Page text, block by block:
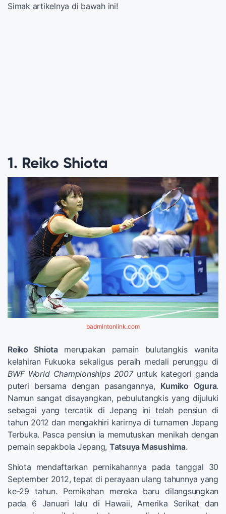
Simak artikelnya di bawah ini!
1. Reiko Shiota
badmintonlink.com
Reiko Shiotamerupakan pamain bulutangkis wanita
kelahiran Fukuoka sekaligus peraih medali perunggu di
BWF World Championships 2007untuk kategori ganda
puteri bersama dengan pasangannya, Kumiko Ogura.
Namun sangat disayangkan, pebulutangkis yang dijuluki
sebagai yang tercatik di Jepang ini telah pensiun di
tahun 2012 dan mengakhiri karirnya di turnamen Jepang
Terbuka. Pasca pensiun ia memutuskan menikah dengan
pemain sepakbola Jepang, Tatsuya Masushima.
Shiota mendaftarkan pernikahannya pada tanggal 30
September 2012, tepat di perayaan ulang tahunnya yang
ke-29 tahun. Pernikahan mereka baru dilangsungkan
pada 6 Januari lalu di Hawaii, Amerika Serikat dan